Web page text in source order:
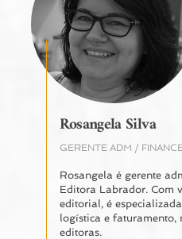
Rosangela Silva
GERENTE ADM /
Rosangela é gerente
Editora Labrador. Com
editorial, é
logística e faturamento,
editoras.